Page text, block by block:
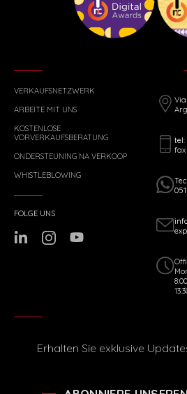
VERKAUFSNETZWERK
ARBEITE MIT UNS
KOSTENLOSE
VORVERKAUFSBERATUNG
ONDERSTEUNING NA VERKOOP
WHISTLEBLOWING
tel:
fax
FOLGE UNS
Erhalten Sie exklusive